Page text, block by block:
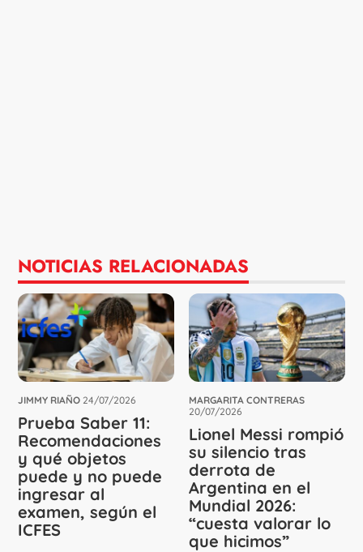
NOTICIAS RELACIONADAS
JIMMY RIAÑO 24/07/2026
Prueba Saber 11:
Recomendaciones
y qué objetos
puede y no puede
ingresar al
examen, según el
ICFES
MARGARITA CONTRERAS
20/07/2026
Lionel Messi rompió
su silencio tras
derrota de
Argentina en el
Mundial 2026:
“cuesta valorar lo
que hicimos”